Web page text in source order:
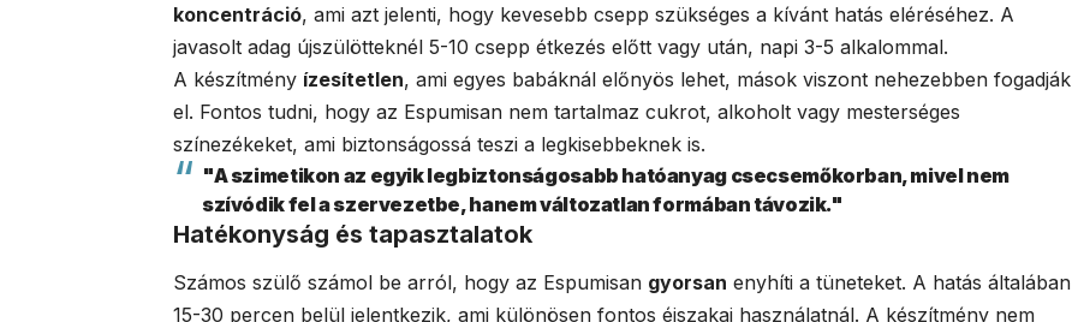
koncentráció, ami azt jelenti, hogy kevesebb csepp szükséges a kívánt hatás eléréséhez. A
javasolt adag újszülötteknél 5-10 csepp étkezés előtt vagy után, napi 3-5 alkalommal.
A készítmény ízesítetlen, ami egyes babáknál előnyös lehet, mások viszont nehezebben fogadják
el. Fontos tudni, hogy az Espumisan nem tartalmaz cukrot, alkoholt vagy mesterséges
színezékeket, ami biztonságossá teszi a legkisebbeknek is.
"A szimetikon az egyik legbiztonságosabb hatóanyag csecsemőkorban, mivel nem
szívódik fel a szervezetbe, hanem változatlan formában távozik."
Hatékonyság és tapasztalatok
Számos szülő számol be arról, hogy az Espumisan gyorsan enyhíti a tüneteket. A hatás általában
15-30 percen belül jelentkezik, ami különösen fontos éjszakai használatnál. A készítmény nem